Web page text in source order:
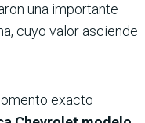
una importante
cuyo valor asciende
exacto